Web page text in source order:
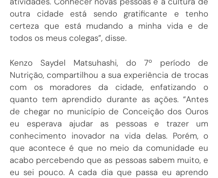
outra cidade está sendo gratificante e tenho
certeza que está mudando a minha vida e de
todos os meus colegas”, disse.
Kenzo Saydel Matsuhashi, do 7º período de
Nutrição, compartilhou a sua experiência de trocas
com os moradores da cidade, enfatizando o
quanto tem aprendido durante as ações. “Antes
de chegar no município de Conceição dos Ouros
eu esperava ajudar as pessoas e trazer um
conhecimento inovador na vida delas. Porém, o
que acontece é que no meio da comunidade eu
acabo percebendo que as pessoas sabem muito, e
eu sei pouco. A cada dia que passa eu aprendo